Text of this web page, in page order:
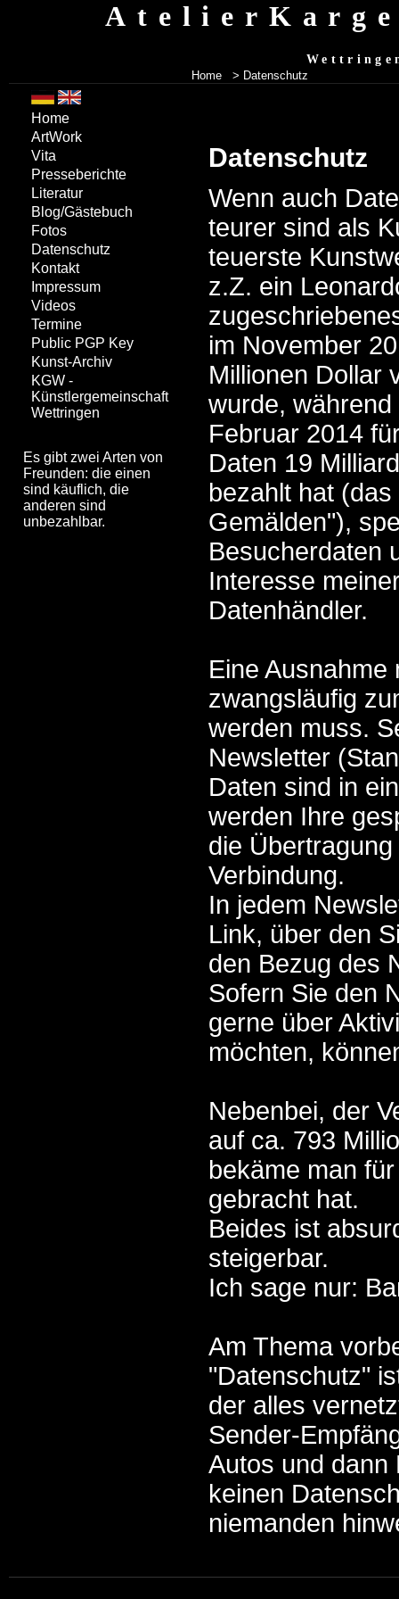
Home > Datenschutz
Datenschutz
Wenn auch
teurer sind als
teuerste
z.Z. ein
im November
Millionen Dollar
wurde,
Februar 2014
Daten 19
bezahlt hat
Gemälden"),
Besucherdaten
Interesse
Datenhändler.
Eine
zwangsläufig
werden muss.
Newsletter
Daten sind in
werden Ihre
die
Verbindung.
In jedem
Link, über den
den Bezug des
Sofern Sie den
gerne über
möchten,
Nebenbei, der
auf ca. 793
bekäme man
gebracht hat.
Beides ist
steigerbar.
Ich sage nur:
Am Thema
"Datenschutz"
der alles
Sender-
Autos und dann
keinen
niemanden
Home
ArtWork
Vita
Presseberichte
Literatur
Blog/Gästebuch
Fotos
Datenschutz
Kontakt
Impressum
Videos
Termine
Public PGP Key
Kunst-Archiv
KGW -
Künstlergemeinschaft
Wettringen
Es gibt zwei Arten von
Freunden: die einen
sind käuflich, die
anderen sind
unbezahlbar.